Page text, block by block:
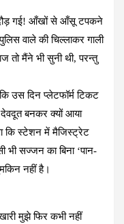
दौड़ गई! आँखों से आँसू टपकने
वाले की चिल्लाकर गाली
तो मैंने भी सुनी थी, परन्तु
उस दिन प्लेटफॉर्म टिकट
बनकर क्यों आया
कि स्टेशन में मैजिस्ट्रेट
भी सज्जन का बिना ‘पान-
नहीं है।
मुझे फिर कभी नहीं